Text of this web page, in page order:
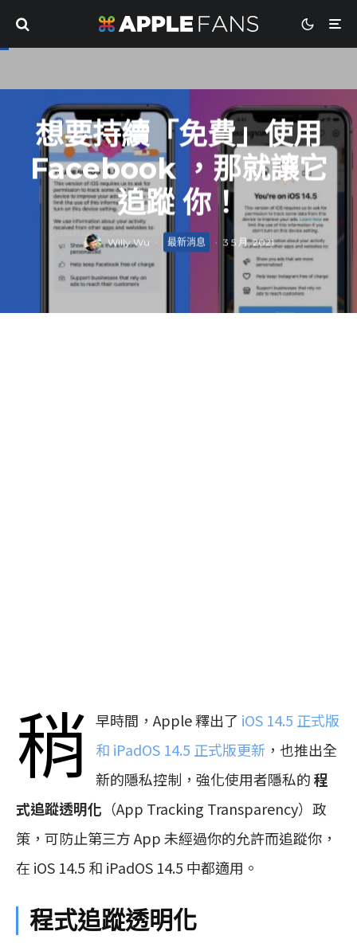
想要持續「免費」使用
Facebook ，那就讓它
追蹤 你！
Willy Wu 最新消息 · 3 5 月, 2021
稍 早時間，Apple 釋出了 iOS 14.5 正式版
和 iPadOS 14.5 正式版更新 ，也推出全
新的隱私控制，強化使用者隱私的程
式追蹤透明化 （App Tracking Transparency）政
策，可防止第三方 App 未經過你的允許而追蹤你，
在 iOS 14.5 和 iPadOS 14.5 中都適用。
程式追蹤透明化